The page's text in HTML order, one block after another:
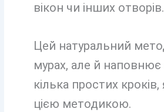
вікон чи інших отворів.
Цей натуральний
мурах, але й
кілька простих
цією методикою.